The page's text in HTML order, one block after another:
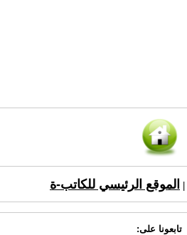
الموقع الرئيسي للكاتب-ة
تابعونا على: